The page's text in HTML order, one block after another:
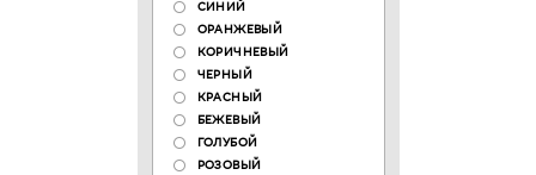
СИНИЙ
ОРАНЖЕВЫЙ
КОРИЧНЕВЫЙ
ЧЕРНЫЙ
КРАСНЫЙ
БЕЖЕВЫЙ
ГОЛУБОЙ
РОЗОВЫЙ